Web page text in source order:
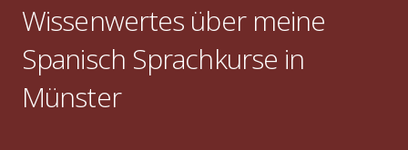
Wissenwertes über meine
Spanisch Sprachkurse in
Münster